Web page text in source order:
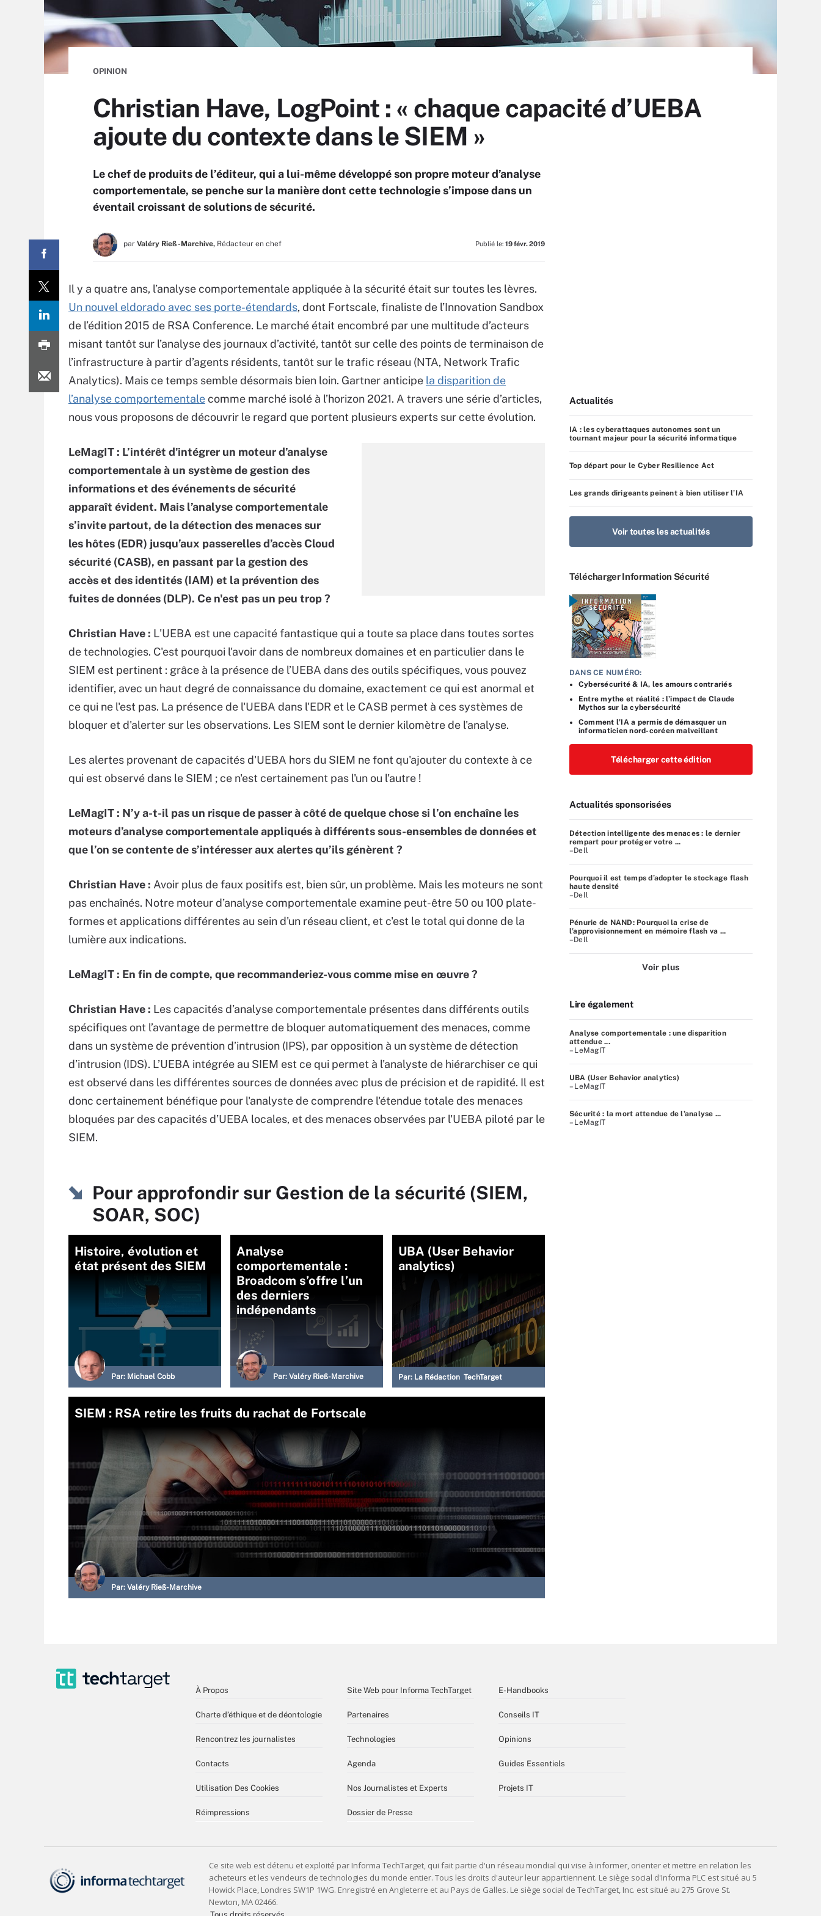
OPINION
Christian Have, LogPoint : « chaque capacité d’UEBA
ajoute du contexte dans le SIEM »
Le chef de produits de l’éditeur, qui a lui-même développé son propre moteur d’analyse
comportementale, se penche sur la manière dont cette technologie s’impose dans un
éventail croissant de solutions de sécurité.
par Valéry Rieß-Marchive, Rédacteur en chef Publié le: 19 févr. 2019
Il y a quatre ans, l’analyse comportementale appliquée à la sécurité était sur toutes les lèvres.
Un nouvel eldorado avec ses porte-étendards, dont Fortscale, finaliste de l’Innovation Sandbox
de l’édition 2015 de RSA Conference. Le marché était encombré par une multitude d’acteurs
misant tantôt sur l’analyse des journaux d’activité, tantôt sur celle des points de terminaison de
l’infrastructure à partir d’agents résidents, tantôt sur le trafic réseau (NTA, Network Trafic
Analytics). Mais ce temps semble désormais bien loin. Gartner anticipe la disparition de
l’analyse comportementalecomme marché isolé à l’horizon 2021. A travers une série d’articles,
nous vous proposons de découvrir le regard que portent plusieurs experts sur cette évolution.
LeMagIT : L’intérêt d'intégrer un moteur d’analyse
comportementale à un système de gestion des
informations et des événements de sécurité
apparaît évident. Mais l’analyse comportementale
s’invite partout, de la détection des menaces sur
les hôtes (EDR) jusqu’aux passerelles d’accès Cloud
sécurité (CASB), en passant par la gestion des
accès et des identités (IAM) et la prévention des
fuites de données (DLP). Ce n'est pas un peu trop ?
Christian Have : L'UEBA est une capacité fantastique qui a toute sa place dans toutes sortes
de technologies. C'est pourquoi l'avoir dans de nombreux domaines et en particulier dans le
SIEM est pertinent : grâce à la présence de l’UEBA dans des outils spécifiques, vous pouvez
identifier, avec un haut degré de connaissance du domaine, exactement ce qui est anormal et
ce qui ne l'est pas. La présence de l'UEBA dans l'EDR et le CASB permet à ces systèmes de
bloquer et d'alerter sur les observations. Les SIEM sont le dernier kilomètre de l'analyse.
Les alertes provenant de capacités d'UEBA hors du SIEM ne font qu'ajouter du contexte à ce
qui est observé dans le SIEM ; ce n'est certainement pas l'un ou l'autre !
LeMagIT : N’y a-t-il pas un risque de passer à côté de quelque chose si l’on enchaîne les
moteurs d’analyse comportementale appliqués à différents sous-ensembles de données et
que l’on se contente de s’intéresser aux alertes qu’ils génèrent ?
Christian Have : Avoir plus de faux positifs est, bien sûr, un problème. Mais les moteurs ne sont
pas enchaînés. Notre moteur d’analyse comportementale examine peut-être 50 ou 100 plate-
formes et applications différentes au sein d'un réseau client, et c'est le total qui donne de la
lumière aux indications.
LeMagIT : En fin de compte, que recommanderiez-vous comme mise en œuvre ?
Christian Have : Les capacités d’analyse comportementale présentes dans différents outils
spécifiques ont l’avantage de permettre de bloquer automatiquement des menaces, comme
dans un système de prévention d’intrusion (IPS), par opposition à un système de détection
d’intrusion (IDS). L’UEBA intégrée au SIEM est ce qui permet à l'analyste de hiérarchiser ce qui
est observé dans les différentes sources de données avec plus de précision et de rapidité. Il est
donc certainement bénéfique pour l'analyste de comprendre l'étendue totale des menaces
bloquées par des capacités d’UEBA locales, et des menaces observées par l'UEBA piloté par le
SIEM.
Pour approfondir sur Gestion de la sécurité (SIEM,
SOAR, SOC)
Histoire, évolution et
état présent des SIEM
Par: Michael Cobb
Analyse
comportementale :
Broadcom s’offre l’un
des derniers
indépendants
Par: Valéry Rieß-Marchive
UBA (User Behavior
analytics)
Par: La Rédaction TechTarget
SIEM : RSA retire les fruits du rachat de Fortscale
Par: Valéry Rieß-Marchive
Actualités
IA : les cyberattaques autonomes sont un
tournant majeur pour la sécurité informatique
Top départ pour le Cyber Resilience Act
Les grands dirigeants peinent à bien utiliser l’IA
Voir toutes les actualités
Télécharger Information Sécurité
DANS CE NUMÉRO:
Cybersécurité & IA, les amours contrariés
Entre mythe et réalité : l’impact de Claude
Mythos sur la cybersécurité
Comment l’IA a permis de démasquer un
informaticien nord-coréen malveillant
Télécharger cette édition
Actualités sponsorisées
Détection intelligente des menaces : le dernier
rempart pour protéger votre ...
–Dell
Pourquoi il est temps d’adopter le stockage flash
haute densité
–Dell
Pénurie de NAND: Pourquoi la crise de
l’approvisionnement en mémoire flash va ...
–Dell
Voir plus
Lire également
Analyse comportementale : une disparition
attendue ...
– LeMagIT
UBA (User Behavior analytics)
– LeMagIT
Sécurité : la mort attendue de l’analyse ...
– LeMagIT
À Propos
Charte d’éthique et de déontologie
Rencontrez les journalistes
Contacts
Utilisation Des Cookies
Réimpressions
Site Web pour Informa TechTarget
Partenaires
Technologies
Agenda
Nos Journalistes et Experts
Dossier de Presse
E-Handbooks
Conseils IT
Opinions
Guides Essentiels
Projets IT